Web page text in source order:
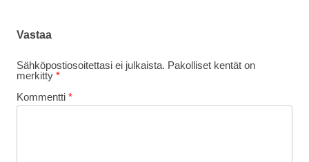
Vastaa
Sähköpostiosoitettasi ei julkaista. Pakolliset kentät on
merkitty *
Kommentti *